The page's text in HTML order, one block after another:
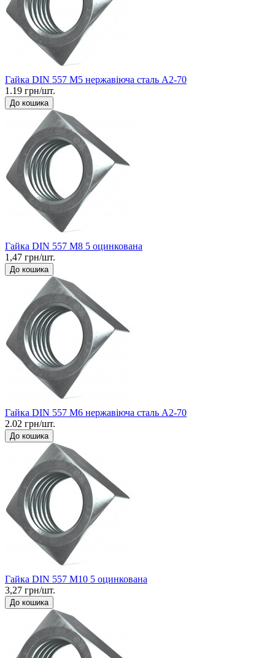
Гайка DIN 557 М5 нержавіюча сталь A2-70
1.19 грн/шт.
До кошика
Гайка DIN 557 М8 5 оцинкована
1,47 грн/шт.
До кошика
Гайка DIN 557 М6 нержавіюча сталь A2-70
2.02 грн/шт.
До кошика
Гайка DIN 557 М10 5 оцинкована
3,27 грн/шт.
До кошика